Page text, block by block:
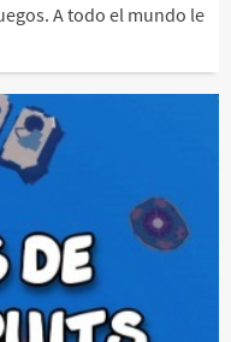
A todo el mundo le